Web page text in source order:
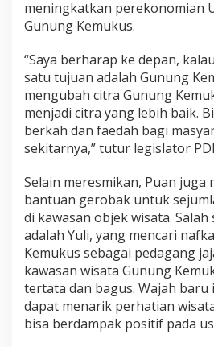
meningkatkan perekonomian
Gunung Kemukus.
“Saya berharap ke depan,
satu tujuan adalah Gunung
mengubah citra Gunung
menjadi citra yang lebih baik.
berkah dan faedah bagi
sekitarnya,” tutur legislator
Selain meresmikan, Puan juga
bantuan gerobak untuk
di kawasan objek wisata.
adalah Yuli, yang mencari
Kemukus sebagai pedagang
kawasan wisata Gunung
tertata dan bagus. Wajah baru
dapat menarik perhatian
bisa berdampak positif pada